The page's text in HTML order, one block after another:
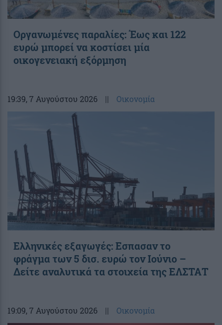
Οργανωμένες παραλίες: Έως και 122
ευρώ μπορεί να κοστίσει μία
οικογενειακή εξόρμηση
19:39, 7 Αυγούστου 2026 || Οικονομία
Ελληνικές εξαγωγές: Εσπασαν το
φράγμα των 5 δισ. ευρώ τον Ιούνιο –
Δείτε αναλυτικά τα στοιχεία της ΕΛΣΤΑΤ
19:09, 7 Αυγούστου 2026 || Οικονομία